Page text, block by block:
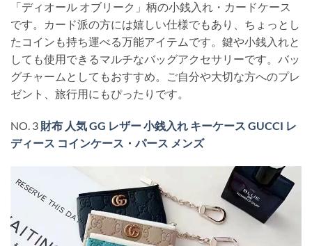
「ディオール オブリーク」柄の小銭入れ・カードケース
です。カード派の方には嬉しい仕様でもあり、ちょっとし
たコインも持ち運べる万能アイテムです。鍵や小銭入れと
しても使用できるマルチなバッグアクセサリーです。バッ
グチャームとしてもおすすめ。ご自分や大切な方へのプレ
ゼント、旅行用にもぴったりです。
NO. 3 財布 人気 GG レザー 小銭入れ キーケース GUCCI レ
ディース コインケース・パース メンズ